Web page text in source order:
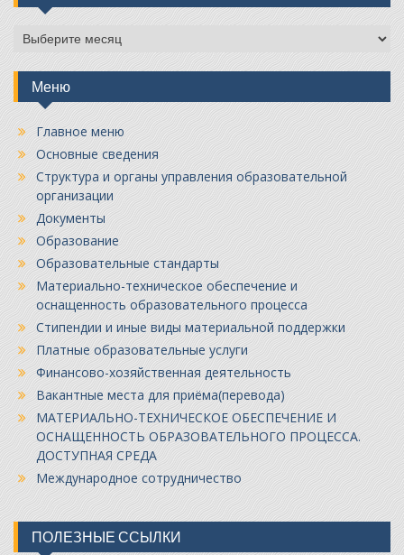
Архивы
Меню
Главное меню
Основные сведения
Структура и органы управления образовательной
организации
Документы
Образование
Образовательные стандарты
Материально-техническое обеспечение и
оснащенность образовательного процесса
Стипендии и иные виды материальной поддержки
Платные образовательные услуги
Финансово-хозяйственная деятельность
Вакантные места для приёма(перевода)
МАТЕРИАЛЬНО-ТЕХНИЧЕСКОЕ ОБЕСПЕЧЕНИЕ И
ОСНАЩЕННОСТЬ ОБРАЗОВАТЕЛЬНОГО ПРОЦЕССА.
ДОСТУПНАЯ СРЕДА
Международное сотрудничество
ПОЛЕЗНЫЕ ССЫЛКИ